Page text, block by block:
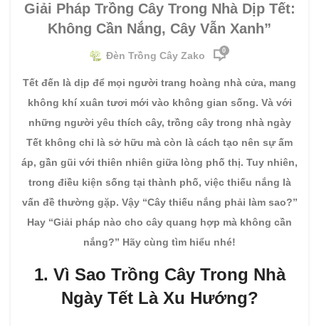
Giải Pháp Trồng Cây Trong Nhà Dịp Tết:
Không Cần Nắng, Cây Vẫn Xanh”
Đèn Trồng Cây Zako 0
Tết đến là dịp để mọi người trang hoàng nhà cửa, mang
không khí xuân tươi mới vào không gian sống. Và với
những người yêu thích cây, trồng cây trong nhà ngày
Tết không chỉ là sở hữu mà còn là cách tạo nên sự ấm
áp, gần gũi với thiên nhiên giữa lòng phố thị. Tuy nhiên,
trong điều kiện sống tại thành phố, việc thiếu nắng là
vấn đề thường gặp. Vậy “Cây thiếu nắng phải làm sao?”
Hay “Giải pháp nào cho cây quang hợp mà không cần
nắng?” Hãy cùng tìm hiểu nhé!
1. Vì Sao Trồng Cây Trong Nhà
Ngày Tết Là Xu Hướng?